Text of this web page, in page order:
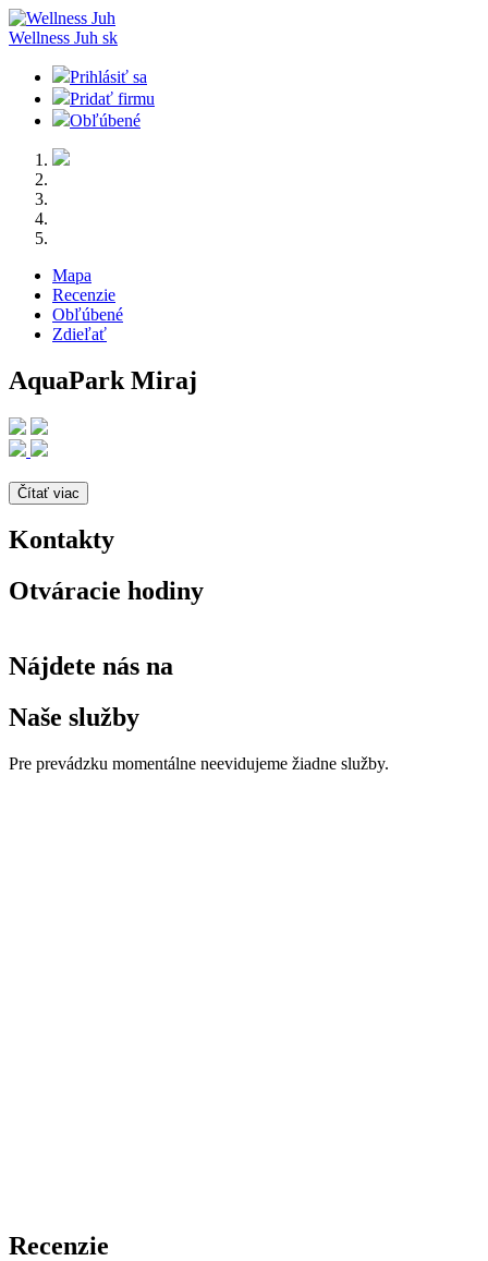
Wellness Juh sk
Prihlásiť sa
Pridať firmu
Obľúbené
Mapa
Recenzie
Obľúbené
Zdieľať
AquaPark Miraj
Čítať viac
Kontakty
Otváracie hodiny
Nájdete nás na
Naše služby
Pre prevádzku momentálne neevidujeme žiadne služby.
Recenzie